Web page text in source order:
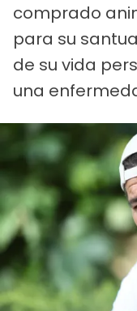
comprado
para su
de su vida
una